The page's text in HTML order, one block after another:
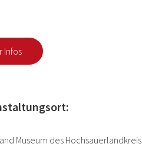
Infos
Museum des Hochsauerlandkreis